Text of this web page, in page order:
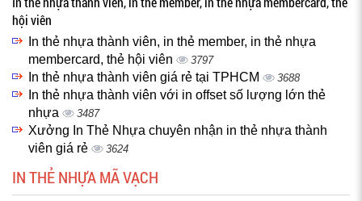
hội viên
In thẻ nhựa thành viên, in thẻ member, in thẻ nhựa
membercard, thẻ hội viên
3797
In thẻ nhựa thành viên giá rẻ tại TPHCM 3688
In thẻ nhựa thành viên với in offset số lượng lớn thẻ
nhựa
3487
Xưởng In Thẻ Nhựa chuyên nhận in thẻ nhựa thành
viên giá rẻ
3624
IN THẺ NHỰA MÃ VẠCH